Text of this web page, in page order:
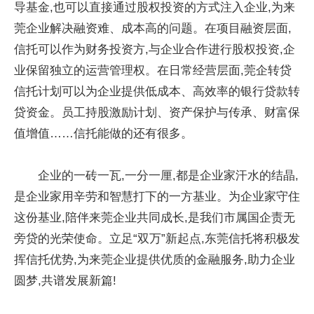
导基金,也可以直接通过股权投资的方式注入企业,为来
莞企业解决融资难、成本高的问题。在项目融资层面,
信托可以作为财务投资方,与企业合作进行股权投资,企
业保留独立的运营管理权。在日常经营层面,莞企转贷
信托计划可以为企业提供低成本、高效率的银行贷款转
贷资金。员工持股激励计划、资产保护与传承、财富保
值增值……信托能做的还有很多。
企业的一砖一瓦,一分一厘,都是企业家汗水的结晶,
是企业家用辛劳和智慧打下的一方基业。为企业家守住
这份基业,陪伴来莞企业共同成长,是我们市属国企责无
旁贷的光荣使命。立足“双万”新起点,东莞信托将积极发
挥信托优势,为来莞企业提供优质的金融服务,助力企业
圆梦,共谱发展新篇!